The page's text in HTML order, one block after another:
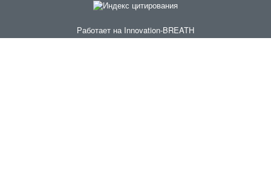
Работает на Innovation-BREATH